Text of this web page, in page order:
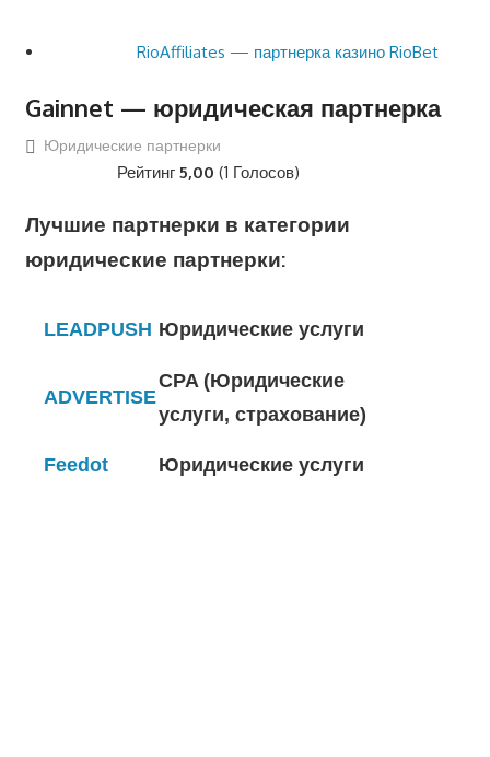
Gainnet — юридическая партнерка
Юридические партнерки
Рейтинг 5,00 (1 Голосов)
Лучшие партнерки в категории
юридические партнерки:
LEADPUSH Юридические услуги
ADVERTISE
CPA (Юридические
услуги, страхование)
Feedot Юридические услуги
RioAffiliates — партнерка казино RioBet